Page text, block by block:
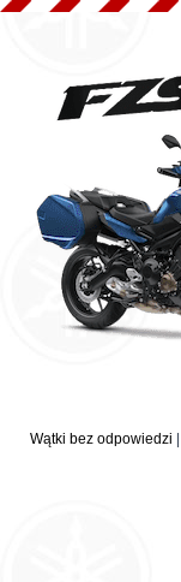
Wątki bez odpowiedzi